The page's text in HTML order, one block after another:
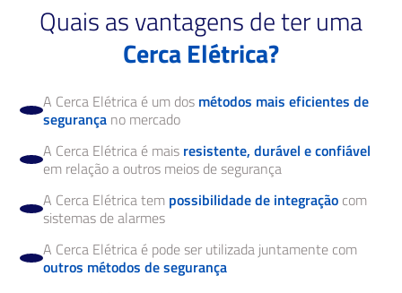
Quais as vantagens de ter uma
Cerca Elétrica?
A Cerca Elétrica é um dos métodos mais eficientes de
segurança no mercado
A Cerca Elétrica é mais resistente, durável e confiável
em relação a outros meios de segurança
A Cerca Elétrica tem possibilidade de integração com
sistemas de alarmes
A Cerca Elétrica é pode ser utilizada juntamente com
outros métodos de segurança